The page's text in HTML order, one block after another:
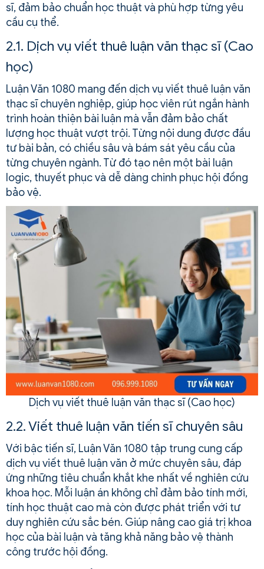
sĩ, đảm bảo chuẩn học thuật và phù hợp từng yêu
cầu cụ thể.
2.1. Dịch vụ viết thuê luận văn thạc sĩ (Cao
học)
Luận Văn 1080 mang đến dịch vụ viết thuê luận văn
thạc sĩ chuyên nghiệp, giúp học viên rút ngắn hành
trình hoàn thiện bài luận mà vẫn đảm bảo chất
lượng học thuật vượt trội. Từng nội dung được đầu
tư bài bản, có chiều sâu và bám sát yêu cầu của
từng chuyên ngành. Từ đó tạo nên một bài luận
logic, thuyết phục và dễ dàng chinh phục hội đồng
bảo vệ.
Dịch vụ viết thuê luận văn thạc sĩ (Cao học)
2.2. Viết thuê luận văn tiến sĩ chuyên sâu
Với bậc tiến sĩ, Luận Văn 1080 tập trung cung cấp
dịch vụ viết thuê luận văn ở mức chuyên sâu, đáp
ứng những tiêu chuẩn khắt khe nhất về nghiên cứu
khoa học. Mỗi luận án không chỉ đảm bảo tính mới,
tính học thuật cao mà còn được phát triển với tư
duy nghiên cứu sắc bén. Giúp nâng cao giá trị khoa
học của bài luận và tăng khả năng bảo vệ thành
công trước hội đồng.